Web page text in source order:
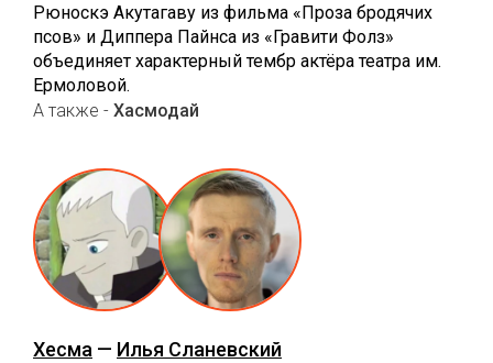
Рюноскэ Акутагаву из фильма «Проза бродячих
псов» и Диппера Пайнса из «Гравити Фолз»
объединяет характерный тембр актёра театра им.
Ермоловой.
А также - Хасмодай
Хесма — Илья Сланевский